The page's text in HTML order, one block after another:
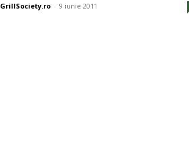
GrillSociety.ro - 9 iunie 2011